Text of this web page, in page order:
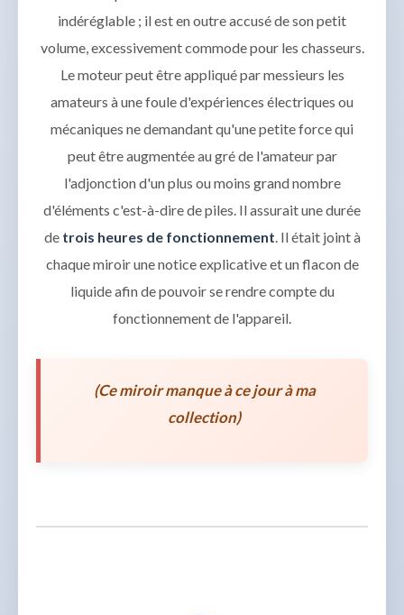
indéréglable ; il est en outre accusé de son petit
volume, excessivement commode pour les chasseurs.
Le moteur peut être appliqué par messieurs les
amateurs à une foule d'expériences électriques ou
mécaniques ne demandant qu'une petite force qui
peut être augmentée au gré de l'amateur par
l'adjonction d'un plus ou moins grand nombre
d'éléments c'est-à-dire de piles. Il assurait une durée
de trois heures de fonctionnement. Il était joint à
chaque miroir une notice explicative et un flacon de
liquide afin de pouvoir se rendre compte du
fonctionnement de l'appareil.
(Ce miroir manque à ce jour à ma
collection)